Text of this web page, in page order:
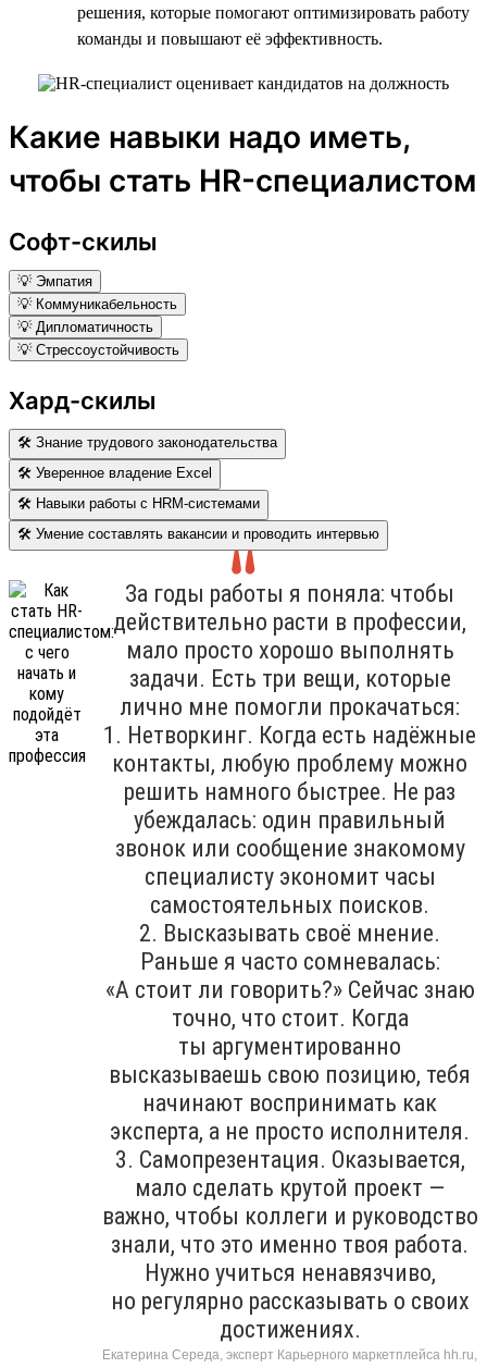
решения, которые помогают оптимизировать работу
команды и повышают её эффективность.
Какие навыки надо иметь,
чтобы стать HR-специалистом
Софт-скилы
💡 Эмпатия
💡 Коммуникабельность
💡 Дипломатичность
💡 Стрессоустойчивость
Хард-скилы
🛠 Знание трудового законодательства
🛠 Уверенное владение Excel
🛠 Навыки работы с HRM-системами
🛠 Умение составлять вакансии и проводить интервью
За годы работы я поняла: чтобы
действительно расти в профессии,
мало просто хорошо выполнять
задачи. Есть три вещи, которые
лично мне помогли прокачаться:
1. Нетворкинг. Когда есть надёжные
контакты, любую проблему можно
решить намного быстрее. Не раз
убеждалась: один правильный
звонок или сообщение знакомому
специалисту экономит часы
самостоятельных поисков.
2. Высказывать своё мнение.
Раньше я часто сомневалась:
«А стоит ли говорить?» Сейчас знаю
точно, что стоит. Когда
ты аргументированно
высказываешь свою позицию, тебя
начинают воспринимать как
эксперта, а не просто исполнителя.
3. Самопрезентация. Оказывается,
мало сделать крутой проект —
важно, чтобы коллеги и руководство
знали, что это именно твоя работа.
Нужно учиться ненавязчиво,
но регулярно рассказывать о своих
достижениях.
Екатерина Середа, эксперт Карьерного маркетплейса hh.ru,